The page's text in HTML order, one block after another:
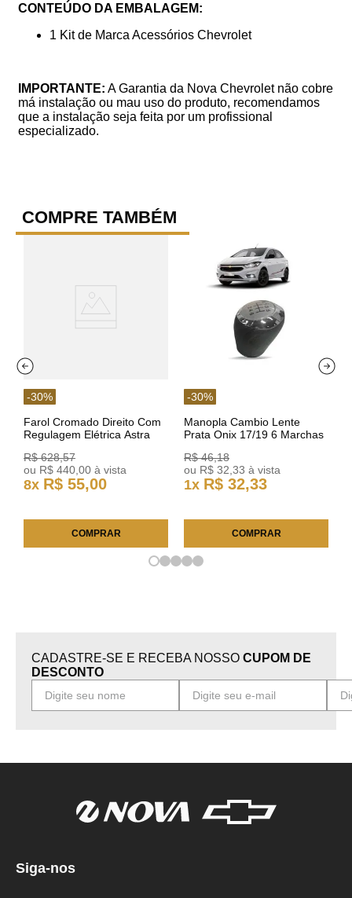
CONTEÚDO DA EMBALAGEM:
1 Kit de Marca Acessórios Chevrolet
IMPORTANTE: A Garantia da Nova Chevrolet não cobre
má instalação ou mau uso do produto, recomendamos
que a instalação seja feita por um profissional
especializado.
COMPRE TAMBÉM
-30%
Farol Cromado Direito Com
Regulagem Elétrica Astra
R$ 628,57
ou R$ 440 00 à vista
8x R$ 55,00
COMPRAR
-30%
Manopla Cambio Lente
Prata Onix 17/19 6 Marchas
R$ 46,18
ou R$ 32 33 à vista
1x R$ 32,33
COMPRAR
CADASTRE-SE E RECEBA NOSSO CUPOM DE
DESCONTO
Siga-nos